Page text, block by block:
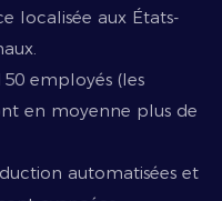
localisée aux États-
employés (les
en moyenne plus de
automatisées et